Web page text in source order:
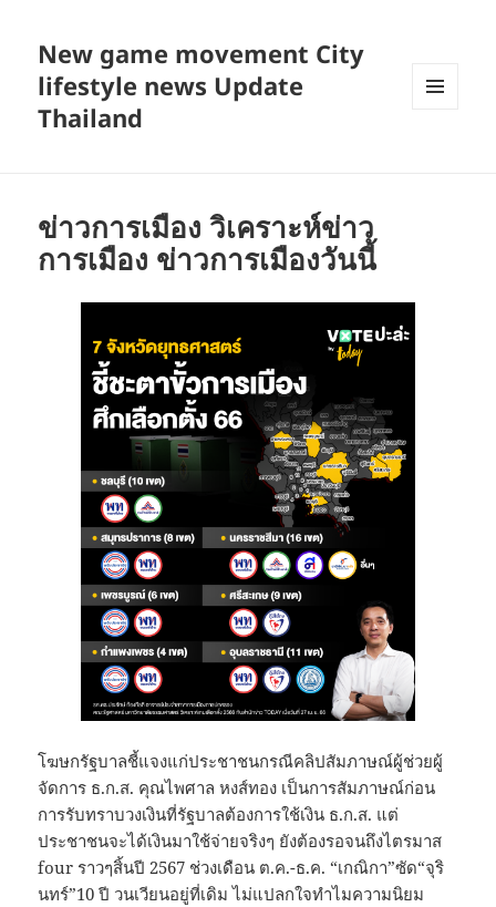
New game movement City
lifestyle news Update
Thailand
ข่าวการเมือง วิเคราะห์ข่าว
การเมือง ข่าวการเมืองวันนี้
โฆษกรัฐบาลชี้แจงแก่ประชาชนกรณีคลิปสัมภาษณ์ผู้ช่วยผู้
จัดการ ธ.ก.ส. คุณไพศาล หงส์ทอง เป็นการสัมภาษณ์ก่อน
การรับทราบวงเงินที่รัฐบาลต้องการใช้เงิน ธ.ก.ส. แต่
ประชาชนจะได้เงินมาใช้จ่ายจริงๆ ยังต้องรอจนถึงไตรมาส
four ราวๆสิ้นปี 2567 ช่วงเดือน ต.ค.-ธ.ค. “เกณิกา”ซัด“จุริ
นทร์”10 ปี วนเวียนอยู่ที่เดิม ไม่แปลกใจทำไมความนิยม